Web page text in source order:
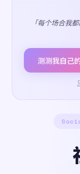
「每个场合我
测测我自己